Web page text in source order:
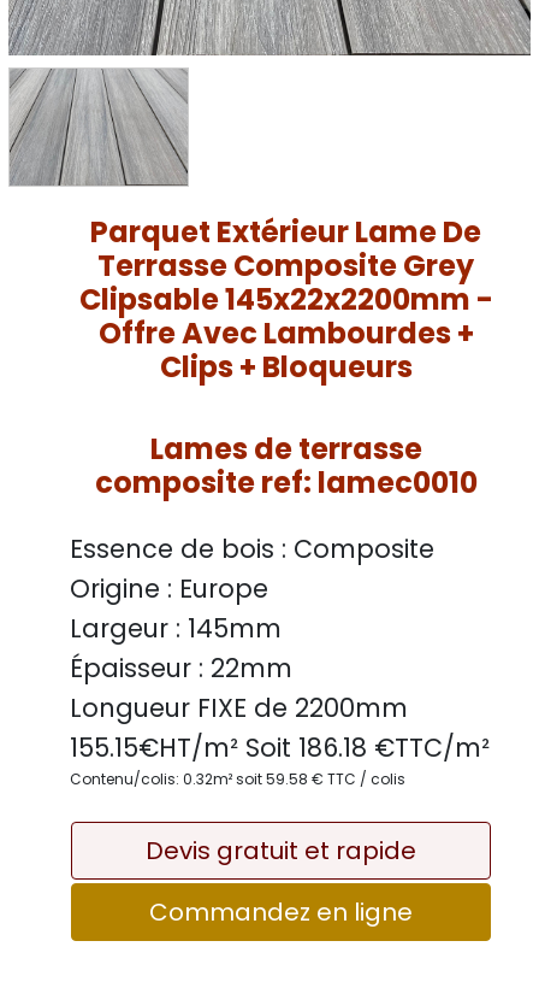
Parquet Extérieur Lame De
Terrasse Composite Grey
Clipsable 145x22x2200mm -
Offre Avec Lambourdes +
Clips + Bloqueurs
Lames de terrasse
composite ref: lamec0010
Essence de bois : Composite
Origine : Europe
Largeur : 145mm
Épaisseur : 22mm
Longueur FIXE de 2200mm
155.15€HT/m² Soit 186.18 €TTC/m²
Contenu/colis: 0.32m² soit 59.58 € TTC / colis
Devis gratuit et rapide
Commandez en ligne